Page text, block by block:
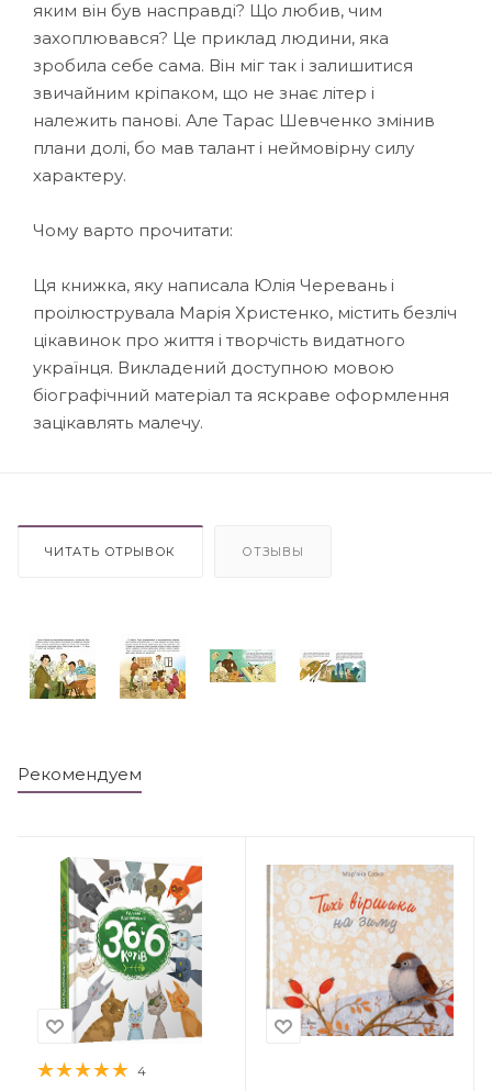
яким він був насправді? Що любив, чим
захоплювався? Це приклад людини, яка
зробила себе сама. Він міг так і залишитися
звичайним кріпаком, що не знає літер і
належить панові. Але Тарас Шевченко змінив
плани долі, бо мав талант і неймовірну силу
характеру.
Чому варто прочитати:
Ця книжка, яку написала Юлія Черевань і
проілюструвала Марія Христенко, містить безліч
цікавинок про життя і творчість видатного
українця. Викладений доступною мовою
біографічний матеріал та яскраве оформлення
зацікавлять малечу.
ЧИТАТЬ ОТРЫВОК ОТЗЫВЫ
Рекомендуем
4